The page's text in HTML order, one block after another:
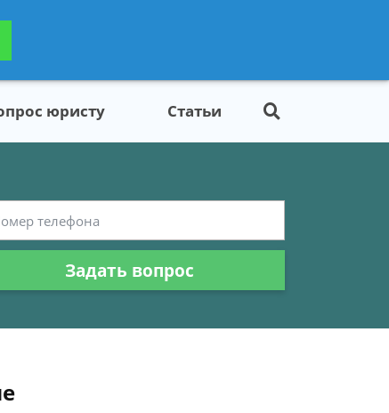
юристу Статьи
Задать вопрос